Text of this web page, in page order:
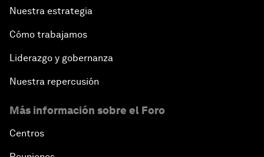
Nuestra estrategia
Cómo trabajamos
Liderazgo y gobernanza
Nuestra repercusión
Más información sobre el Foro
Centros